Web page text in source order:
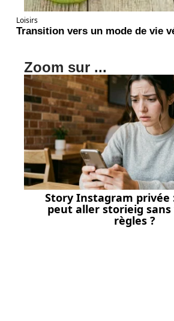
Loisirs
Transition vers un mode de vie
Zoom sur ...
Story Instagram privée
peut aller storieig sans
règles ?